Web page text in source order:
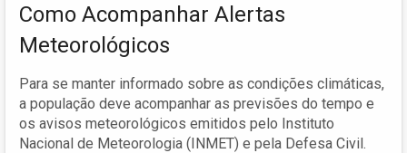
Como Acompanhar Alertas
Meteorológicos
Para se manter informado sobre as condições climáticas,
a população deve acompanhar as previsões do tempo e
os avisos meteorológicos emitidos pelo Instituto
Nacional de Meteorologia (INMET) e pela Defesa Civil.